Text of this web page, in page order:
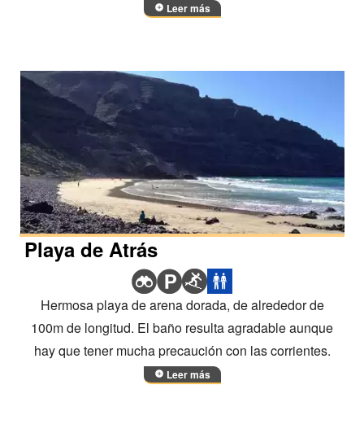
Leer más
Playa de Atrás
Hermosa playa de arena dorada, de alrededor de
100m de longitud. El baño resulta agradable aunque
hay que tener mucha precaución con las corrientes.
Leer más